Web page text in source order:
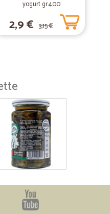
yogurt gr.400
2,9 € 3,15 €